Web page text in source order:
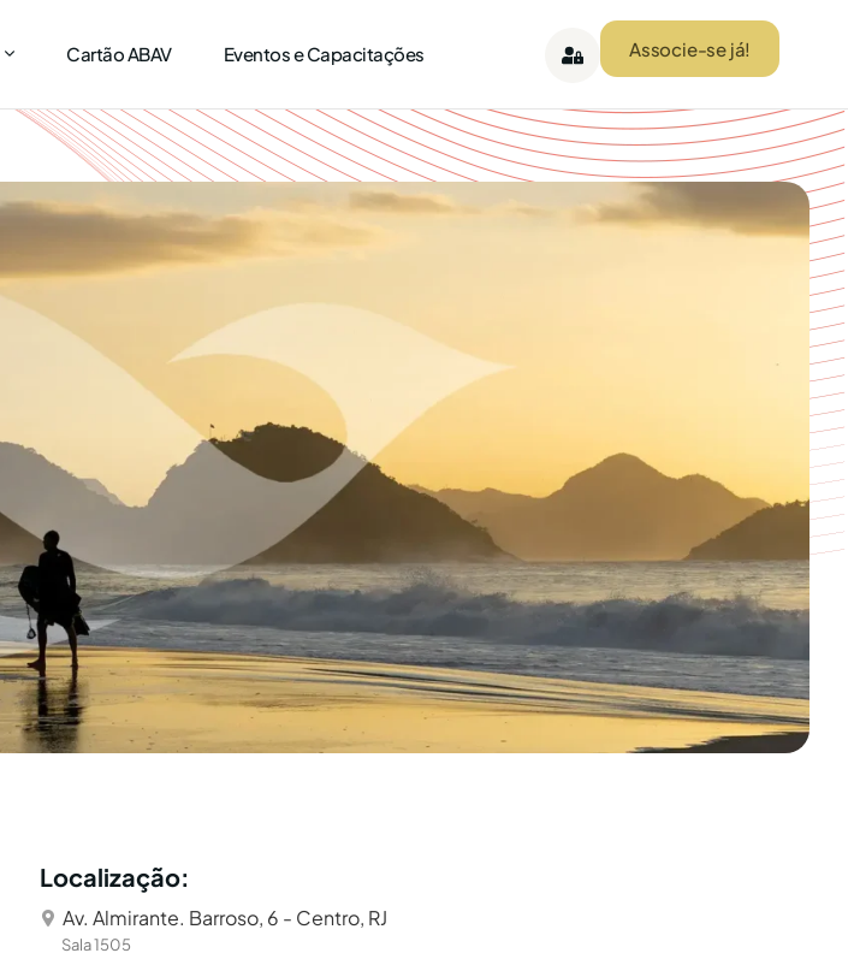
Cartão ABAV Eventos e Capacitações Associe-se já!
Localização:
Av. Almirante. Barroso, 6 - Centro, RJ
Sala 1505